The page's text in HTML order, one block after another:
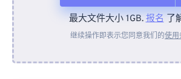
从设备
最大文件大小 1GB.报名了
继续操作即表示您同意我们的使用